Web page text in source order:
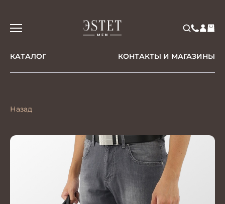
КАТАЛОГ КОНТАКТЫ И МАГАЗИНЫ
Назад